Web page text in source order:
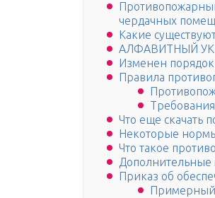
чердачных
Какие
АЛФАВИТНЫЙ
Изменен
Правила
Что еще скачать
Некоторые
Что такое
Приказ об
Примерный